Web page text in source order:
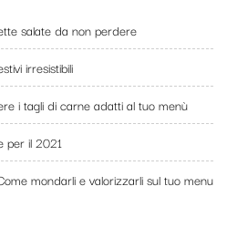
salate da non perdere
irresistibili
i tagli di carne adatti al tuo menù
per il 2021
mondarli e valorizzarli sul tuo menu